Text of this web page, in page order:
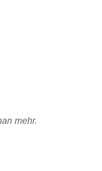
mehr.